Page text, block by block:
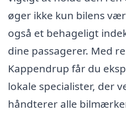
øger ikke kun bilens
også et behageligt
dine passagerer. Med
Kappendrup får du
lokale specialister, der
håndterer alle